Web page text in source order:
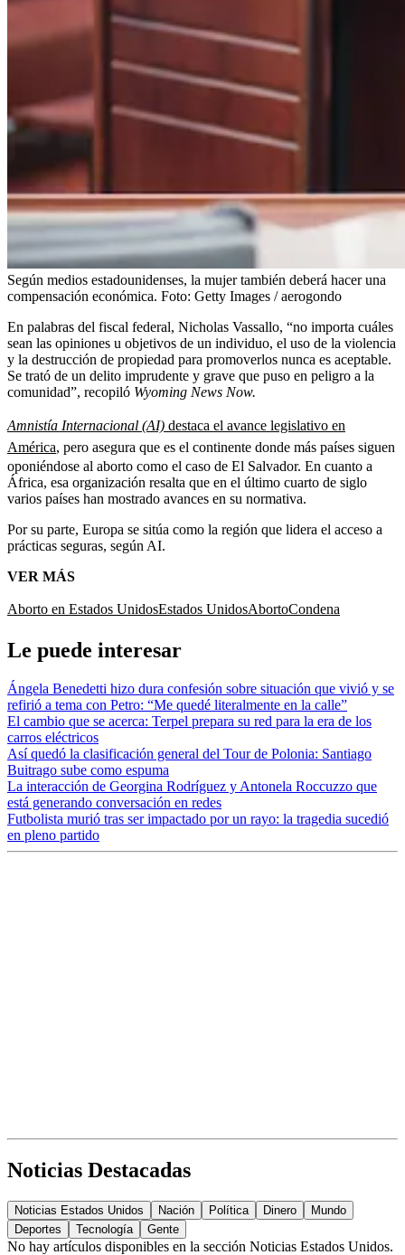
Según medios estadounidenses, la mujer también deberá hacer una
compensación económica. Foto: Getty Images / aerogondo
En palabras del fiscal federal, Nicholas Vassallo, “no importa cuáles
sean las opiniones u objetivos de un individuo, el uso de la violencia
y la destrucción de propiedad para promoverlos nunca es aceptable.
Se trató de un delito imprudente y grave que puso en peligro a la
comunidad”, recopiló Wyoming News Now.
Amnistía Internacional (AI) destaca el avance legislativo en
América, pero asegura que es el continente donde más países siguen
oponiéndose al aborto como el caso de El Salvador. En cuanto a
África, esa organización resalta que en el último cuarto de siglo
varios países han mostrado avances en su normativa.
Por su parte, Europa se sitúa como la región que lidera el acceso a
prácticas seguras, según AI.
VER MÁS
Aborto en Estados UnidosEstados UnidosAbortoCondena
Le puede interesar
Ángela Benedetti hizo dura confesión sobre situación que vivió y se
refirió a tema con Petro: “Me quedé literalmente en la calle”
El cambio que se acerca: Terpel prepara su red para la era de los
carros eléctricos
Así quedó la clasificación general del Tour de Polonia: Santiago
Buitrago sube como espuma
La interacción de Georgina Rodríguez y Antonela Roccuzzo que
está generando conversación en redes
Futbolista murió tras ser impactado por un rayo: la tragedia sucedió
en pleno partido
Noticias Destacadas
Noticias Estados Unidos Nación Política Dinero
Mundo
Deportes
Tecnología Gente
No hay artículos disponibles en la sección Noticias Estados Unidos.